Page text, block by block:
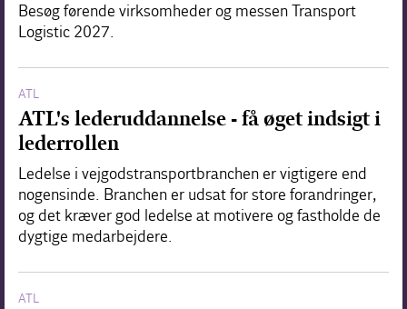
Besøg førende virksomheder og messen Transport
Logistic 2027.
ATL
ATL's lederuddannelse - få øget indsigt i
lederrollen
Ledelse i vejgodstransportbranchen er vigtigere end
nogensinde. Branchen er udsat for store forandringer,
og det kræver god ledelse at motivere og fastholde de
dygtige medarbejdere.
ATL